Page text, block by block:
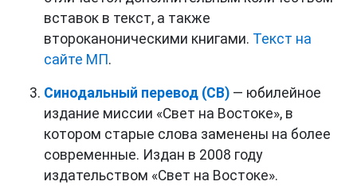
вставок в текст, а также
второканоническими книгами. Текст на
сайте МП .
Синодальный перевод (СВ) — юбилейное
издание миссии «Свет на Востоке», в
котором старые слова заменены на более
современные. Издан в 2008 году
издательством «Свет на Востоке».